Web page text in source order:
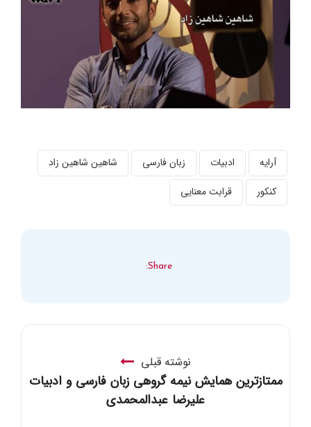
آرایه ادبیات زبان فارسی شاهین شاهین زاد
قرابت معنایی کنکور
Share:
نوشته قبلی
ممتازترین همایش نیمه گروهی زبان فارسی و ادبیات
علیرضا عبدالمحمدی